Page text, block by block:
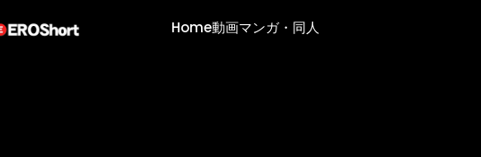
Home動画マンガ・同人